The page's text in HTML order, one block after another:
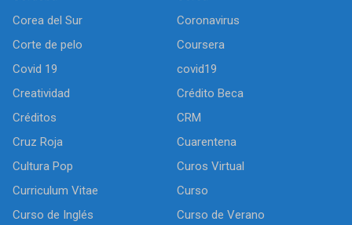
Corea del Sur
Coronavirus
Corte de pelo
Coursera
Covid 19
covid19
Creatividad
Crédito Beca
Créditos
CRM
Cruz Roja
Cuarentena
Cultura Pop
Curos Virtual
Curriculum Vitae
Curso
Curso de Inglés
Curso de Verano